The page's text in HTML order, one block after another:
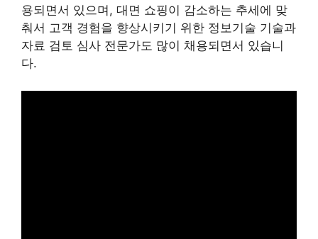
용되면서 있으며, 대면 쇼핑이 감소하는 추세에 맞
춰서 고객 경험을 향상시키기 위한 정보기술 기술과
자료 검토 심사 전문가도 많이 채용되면서 있습니
다.